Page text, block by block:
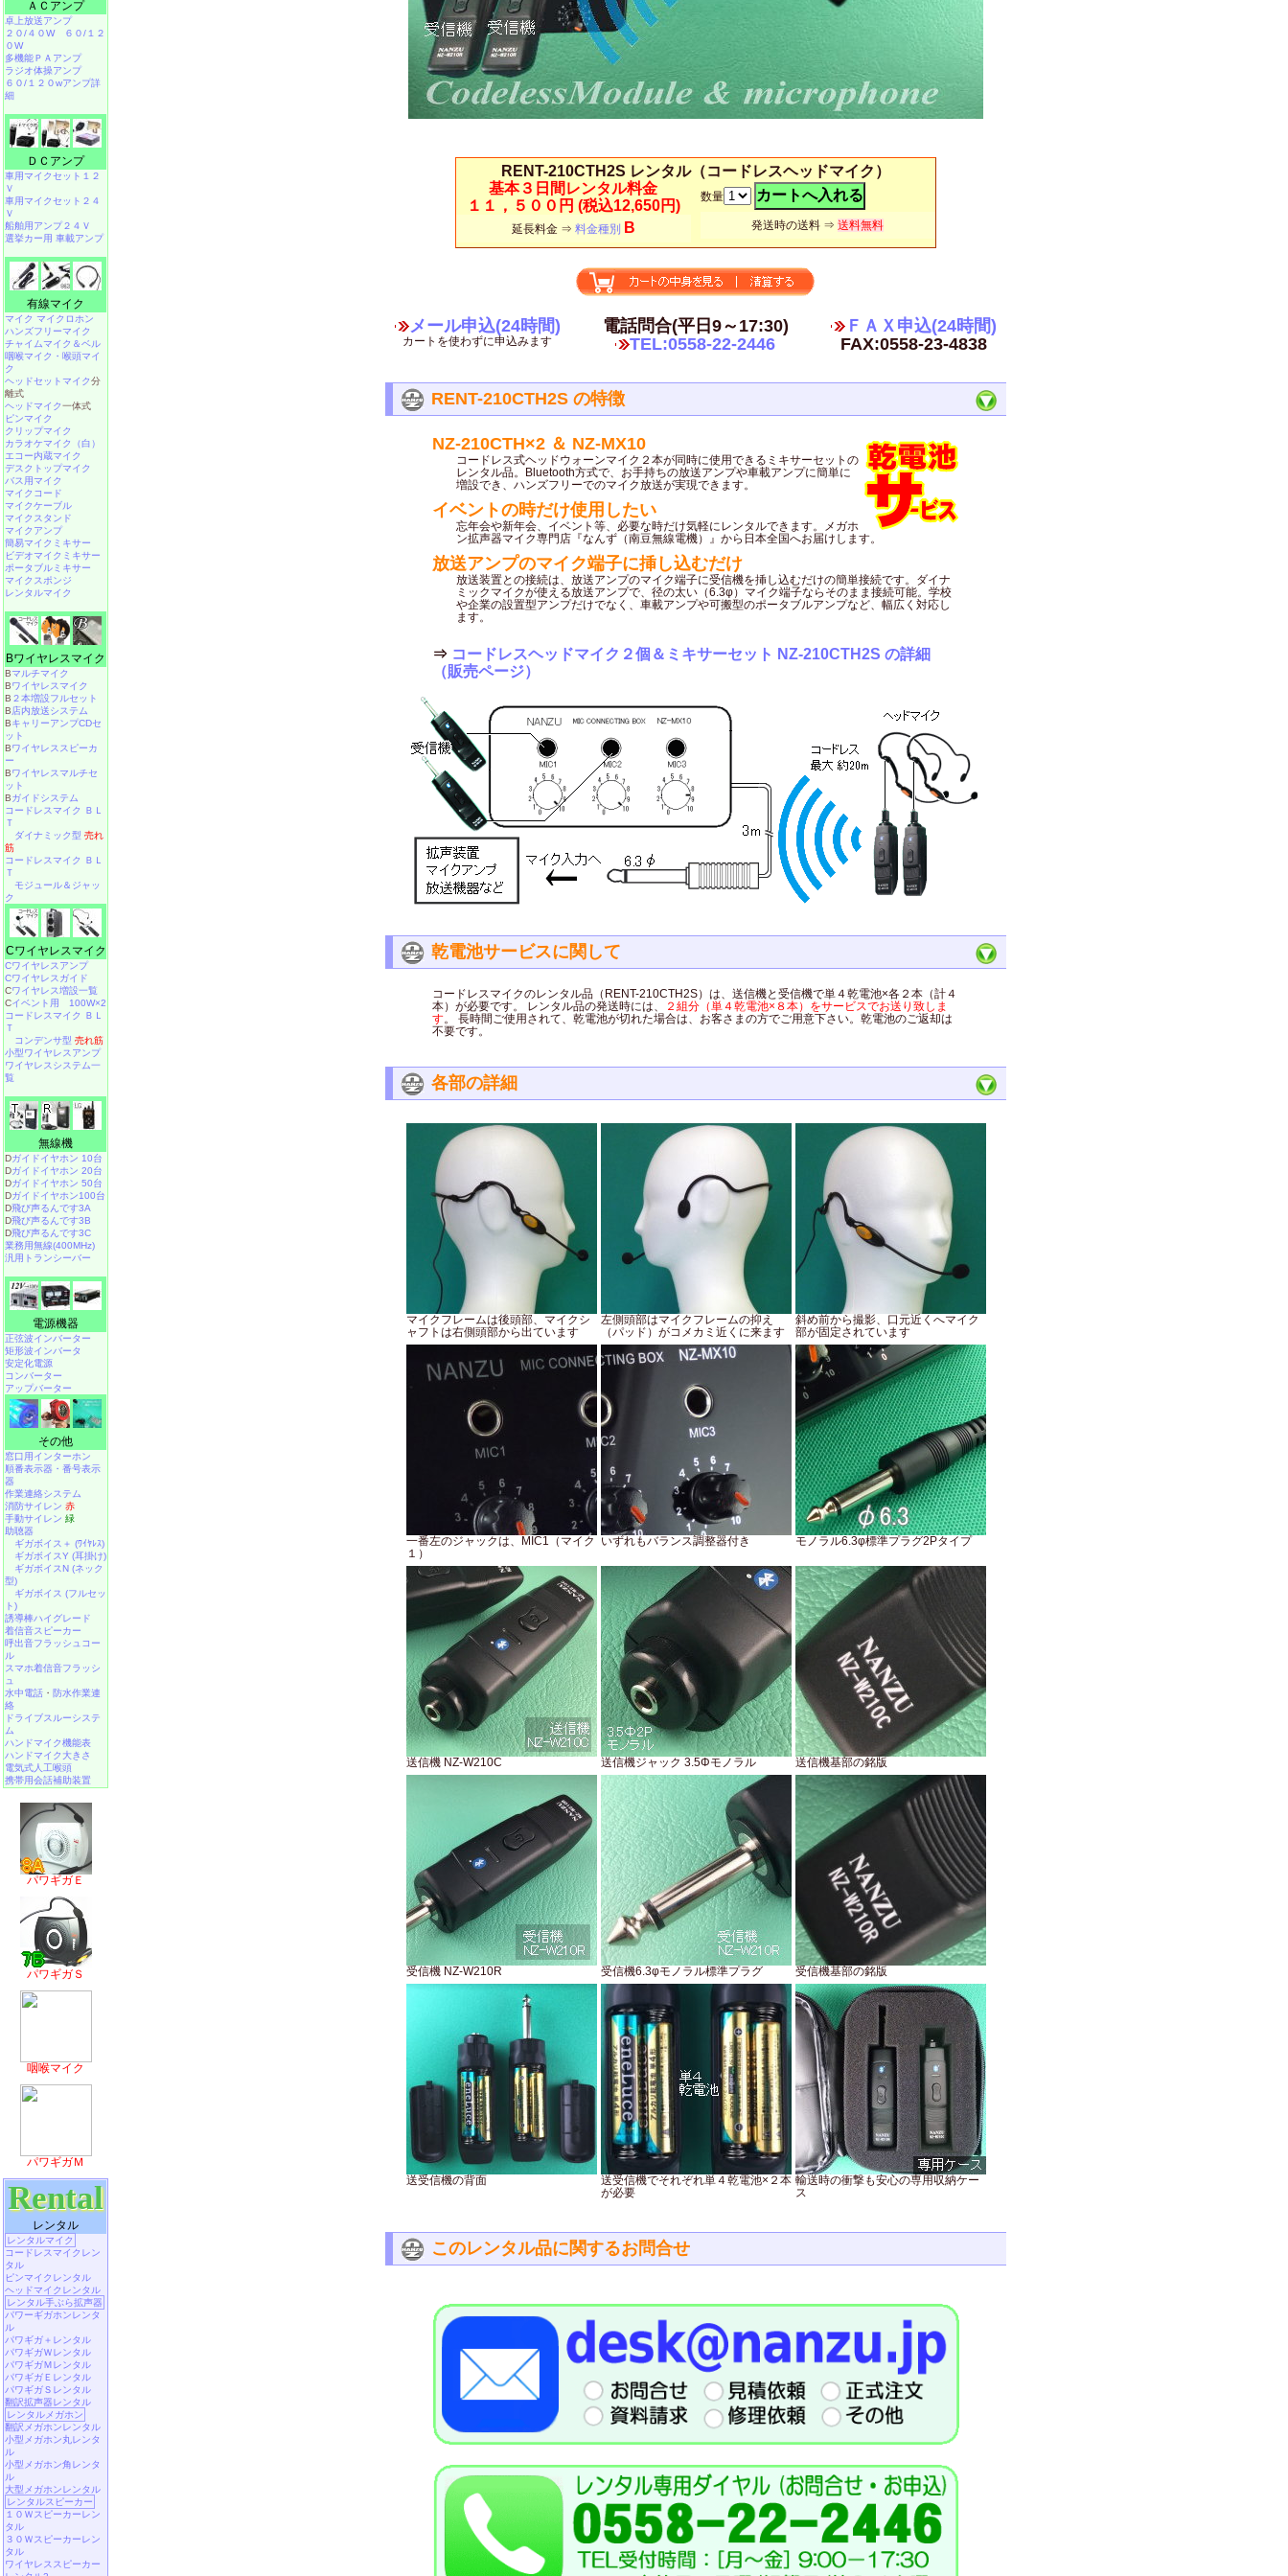
RENT-210CTH2S レンタル（コードレスヘッドマイク）
基本３日間レンタル料金
１１，５００円 (税込12,650円)
延長料金 ⇒ 料金種別 B
数量
発送時の送料 ⇒ 送料無料
メール申込(24時間)
カートを使わずに申込みます
ＦＡＸ申込(24時間)
FAX:0558-23-4838
電話問合(平日9～17:30)
TEL:0558-22-2446
RENT-210CTH2S の特徴
NZ-210CTH×2 ＆ NZ-MX10
コードレス式ヘッドウォーンマイク２本が同時に使用できるミキサーセットの
レンタル品。Bluetooth方式で、お手持ちの放送アンプや車載アンプに簡単に
増設でき、ハンズフリーでのマイク放送が実現できます。
イベントの時だけ使用したい
忘年会や新年会、イベント等、必要な時だけ気軽にレンタルできます。メガホ
ン拡声器マイク専門店『なんず（南豆無線電機）』から日本全国へお届けします。
放送アンプのマイク端子に挿し込むだけ
放送装置との接続は、放送アンプのマイク端子に受信機を挿し込むだけの簡単接続です。ダイナ
ミックマイクが使える放送アンプで、径の太い（6.3φ）マイク端子ならそのまま接続可能。学校
や企業の設置型アンプだけでなく、車載アンプや可搬型のポータブルアンプなど、幅広く対応し
ます。
⇒ コードレスヘッドマイク２個＆ミキサーセット NZ-210CTH2S の詳細
（販売ページ）
乾電池サービスに関して
コードレスマイクのレンタル品（RENT-210CTH2S）は、送信機と受信機で単４乾電池×各２本（計４
本）が必要です。 レンタル品の発送時には、
２組分（単４乾電池×８本）をサービスでお送り致しま
す。 長時間ご使用されて、乾電池が切れた場合は、お客さまの方でご用意下さい。乾電池のご返却は
不要です。
各部の詳細
マイクフレームは後頭部、マイクシ
ャフトは右側頭部から出ています
左側頭部はマイクフレームの抑え
（パッド）がコメカミ近くに来ます
斜め前から撮影、口元近くへマイク
部が固定されています
一番左のジャックは、MIC1（マイク
１）
いずれもバランス調整器付き モノラル6.3φ標準プラグ2Pタイプ
送信機 NZ-W210C 送信機ジャック 3.5Φモノラル 送信機基部の銘版
受信機 NZ-W210R 受信機6.3φモノラル標準プラグ 受信機基部の銘版
送受信機の背面
送受信機でそれぞれ単４乾電池×２本
が必要
輸送時の衝撃も安心の専用収納ケー
ス
このレンタル品に関するお問合せ
ＡＣアンプ
卓上放送アンプ
２０/４０W
６０/１２
０W
多機能ＰＡアンプ
ラジオ体操アンプ
６０/１２０wアンプ詳
細
ＤＣアンプ
車用マイクセット１２
Ｖ
車用マイクセット２４
Ｖ
船舶用アンプ２４Ｖ
選挙カー用 車載アンプ
有線マイク
マイク マイクロホン
ハンズフリーマイク
チャイムマイク＆ベル
咽喉マイク・喉頭マイ
ク
ヘッドセットマイク分
離式
ヘッドマイク一体式
ピンマイク
クリップマイク
カラオケマイク（白）
エコー内蔵マイク
デスクトップマイク
バス用マイク
マイクコード
マイクケーブル
マイクスタンド
マイクアンプ
簡易マイクミキサー
ビデオマイクミキサー
ポータブルミキサー
マイクスポンジ
レンタルマイク
Bワイヤレスマイク
Bマルチマイク
Bワイヤレスマイク
B ２本増設フルセット
B店内放送システム
BキャリーアンプCDセ
ット
Bワイヤレススピーカ
ー
Bワイヤレスマルチセ
ット
Bガイドシステム
コードレスマイク ＢＬ
Ｔ
ダイナミック型 売れ
筋
コードレスマイク ＢＬ
Ｔ
モジュール＆ジャッ
ク
Cワイヤレスマイク
Cワイヤレスアンプ
Cワイヤレスガイド
Cワイヤレス増設一覧
Cイベント用 100W×2
コードレスマイク ＢＬ
Ｔ
コンデンサ型 売れ筋
小型ワイヤレスアンプ
ワイヤレスシステム一
覧
無線機
Dガイドイヤホン 10台
Dガイドイヤホン 20台
Dガイドイヤホン 50台
Dガイドイヤホン100台
D飛び声るんです3A
D飛び声るんです3B
D飛び声るんです3C
業務用無線(400MHz)
汎用トランシーバー
電源機器
正弦波インバーター
矩形波インバータ
安定化電源
コンバーター
アップバーター
その他
窓口用インターホン
順番表示器・番号表示
器
作業連絡システム
消防サイレン 赤
手動サイレン 緑
助聴器
ギガボイス＋ (ﾜｲﾔﾚｽ)
ギガボイスY (耳掛け)
ギガボイスN (ネック
型)
ギガボイス (フルセッ
ト)
誘導棒ハイグレード
着信音スピーカー
呼出音フラッシュコー
ル
スマホ着信音フラッシ
ュ
水中電話 ・ 防水作業連
絡
ドライブスルーシステ
ム
ハンドマイク機能表
ハンドマイク大きさ
電気式人工喉頭
携帯用会話補助装置
パワギガＥ
パワギガＳ
咽喉マイク
パワギガＭ
Rental
レンタル
レンタルマイク
コードレスマイクレン
タル
ピンマイクレンタル
ヘッドマイクレンタル
レンタル手ぶら拡声器
パワーギガホンレンタ
ル
パワギガ＋レンタル
パワギガＷレンタル
パワギガＭレンタル
パワギガＥレンタル
パワギガＳレンタル
翻訳拡声器レンタル
レンタルメガホン
翻訳メガホンレンタル
小型メガホン丸レンタ
ル
小型メガホン角レンタ
ル
大型メガホンレンタル
レンタルスピーカー
１０Ｗスピーカーレン
タル
３０Ｗスピーカーレン
タル
ワイヤレススピーカー